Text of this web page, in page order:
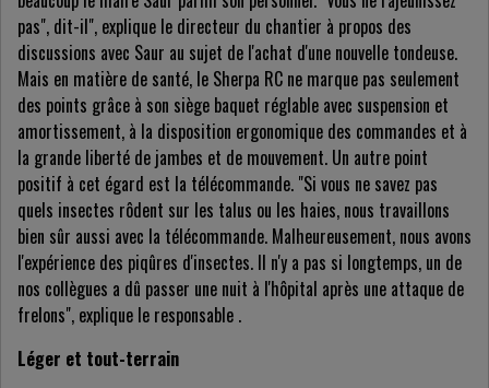
pas", dit-il", explique le directeur du chantier à propos des
discussions avec Saur au sujet de l'achat d'une nouvelle tondeuse.
Mais en matière de santé, le Sherpa RC ne marque pas seulement
des points grâce à son siège baquet réglable avec suspension et
amortissement, à la disposition ergonomique des commandes et à
la grande liberté de jambes et de mouvement. Un autre point
positif à cet égard est la télécommande. "Si vous ne savez pas
quels insectes rôdent sur les talus ou les haies, nous travaillons
bien sûr aussi avec la télécommande. Malheureusement, nous avons
l'expérience des piqûres d'insectes. Il n'y a pas si longtemps, un de
nos collègues a dû passer une nuit à l'hôpital après une attaque de
frelons", explique le responsable .
Léger et tout-terrain